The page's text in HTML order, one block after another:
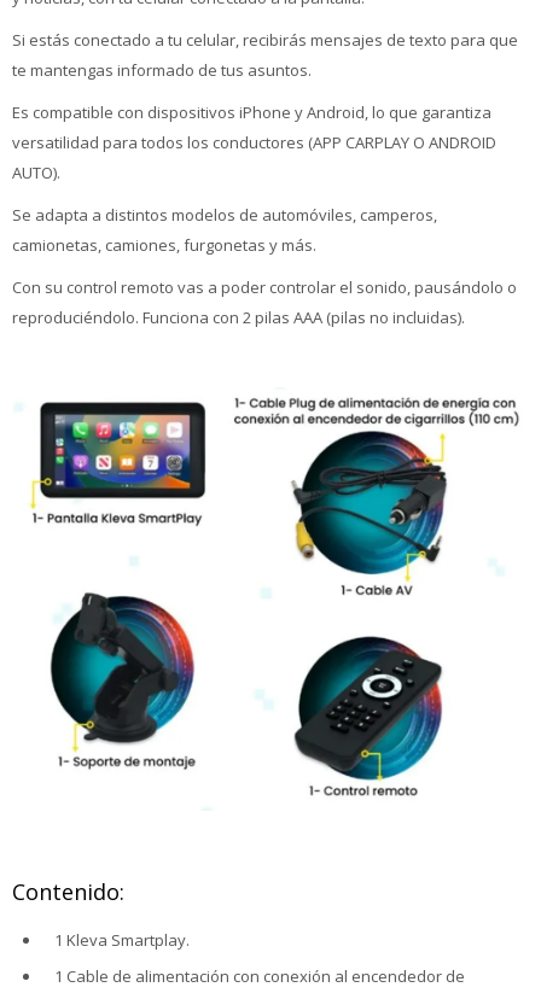
Si estás conectado a tu celular, recibirás mensajes de texto para que
te mantengas informado de tus asuntos.
Es compatible con dispositivos iPhone y Android, lo que garantiza
versatilidad para todos los conductores (APP CARPLAY O ANDROID
AUTO).
Se adapta a distintos modelos de automóviles, camperos,
camionetas, camiones, furgonetas y más.
Con su control remoto vas a poder controlar el sonido, pausándolo o
reproduciéndolo. Funciona con 2 pilas AAA (pilas no incluidas).
Contenido:
1 Kleva Smartplay.
1 Cable de alimentación con conexión al encendedor de